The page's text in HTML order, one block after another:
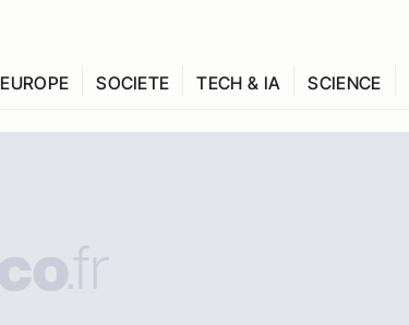
EUROPE SOCIETE TECH & IA SCIENCE